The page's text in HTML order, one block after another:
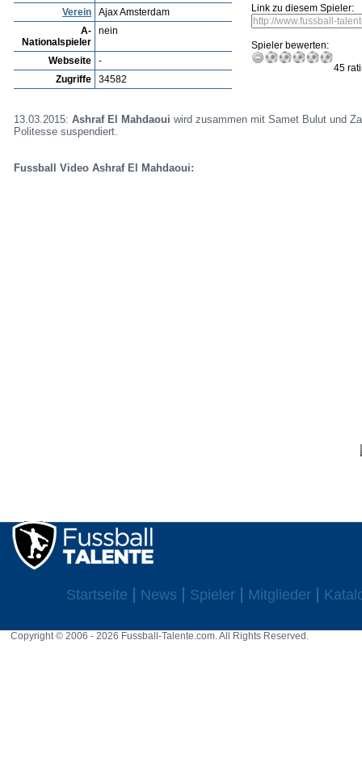
Verein
Ajax Amsterdam
A-
Nationalspieler
nein
Webseite
-
Zugriffe
34582
Link zu diesem Spieler:
Spieler bewerten:
45
13.03.2015:Ashraf El Mahdaouiwird zusammen mit Samet Bulut und
Politesse suspendiert.
Fussball Video Ashraf El Mahdaoui:
Startseite News Spieler Mitglieder
Copyright © 2006 - 2026 Fussball-Talente.com. All Rights Reserved.